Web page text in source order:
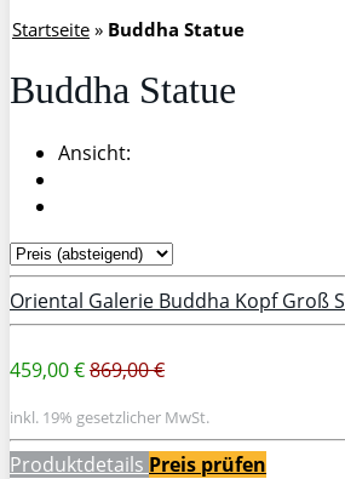
Startseite » Buddha Statue
Buddha Statue
Ansicht:
Oriental Galerie Buddha Kopf Groß
459,00 €869,00 €
inkl. 19% gesetzlicher MwSt.
Produktdetails Preis prüfen